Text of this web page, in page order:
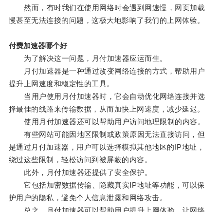
然而，有时我们在使用网络时会遇到网速慢，网页加载
慢甚至无法连接的问题，这极大地影响了我们的上网体验。
付费加速器哪个好
为了解决这一问题，月付加速器应运而生。
月付加速器是一种通过改变网络连接的方式，帮助用户
提升上网速度和稳定性的工具。
当用户使用月付加速器时，它会自动优化网络连接并选
择最佳的线路来传输数据，从而加快上网速度，减少延迟。
使用月付加速器还可以帮助用户访问地理限制的内容。
有些网站可能因地区限制或政策原因无法直接访问，但
是通过月付加速器，用户可以选择模拟其他地区的IP地址，
绕过这些限制，轻松访问到被屏蔽的内容。
此外，月付加速器还提供了安全保护。
它包括加密数据传输、隐藏真实IP地址等功能，可以保
护用户的隐私，避免个人信息泄露和网络攻击。